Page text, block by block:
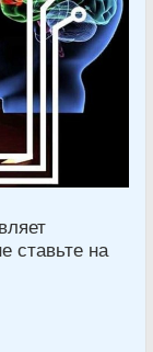
ставьте на